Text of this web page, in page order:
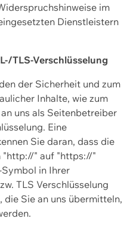
im
Dienstleistern
TLS-Verschlüsselung
der Sicherheit und zum
Inhalte, wie zum
uns als Seitenbetreiber
Eine
Sie daran, dass die
"http://" auf "https://"
in Ihrer
TLS Verschlüsselung
Sie an uns übermitteln,